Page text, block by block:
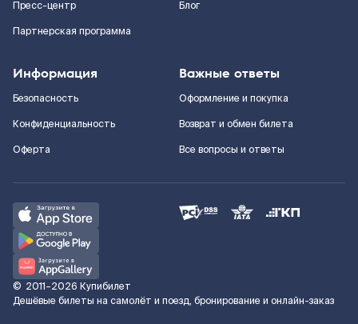
Пресс-центр
Партнерская программа
Блог
Информация
Безопасность
Конфиденциальность
Оферта
Важные ответы
Оформление и покупка
Возврат и обмен билета
Все вопросы и ответы
© 2011–2026 Купибилет
Дешёвые билеты на самолёт и поезд, бронирование и онлайн-заказ